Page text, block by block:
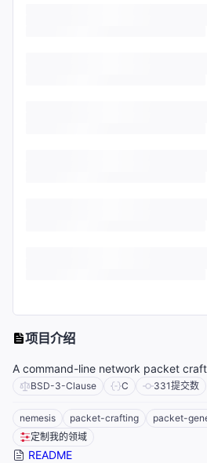
项目介绍
A command-line network packet
BSD-3-Clause C 331提交数
nemesis packet-crafting packet-
定制我的领域
README